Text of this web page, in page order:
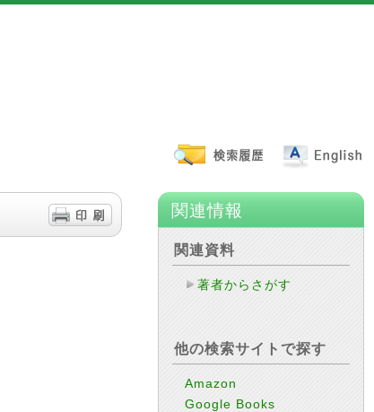
関連情報
関連資料
著者からさがす
他の検索サイトで探す
Amazon
Google Books